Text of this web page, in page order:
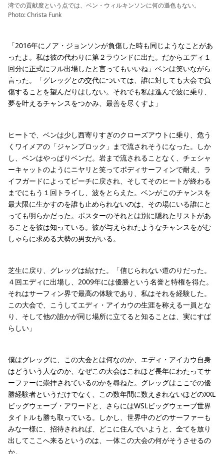
湾での貢献度という点では、ベン・ウィルキンソンに何の遜色もない。
Photo: Christa Funk
「2016年にノア・ジョンソンが負傷した時も同じようなことがあ
ったよ。私は彼の代わりに第２ラウンドに出た。だからエディ１
回分に正式にフル出場したと言ってもいいね」ベンは笑いながら
言った。「グレッグとの交代については、誰に対しても大会で負
傷することを望んだりはしない。それでも私は進んで波に乗り、
夢を叶えるチャンスをつかみ、最善を尽くすよ」
ヒートで、ベンは少し西寄りすぎのクローズアウトに乗り、危う
くワイメアの「ジャンプロック」まで流されそうになった。しか
し、ベンはやっぱりベンだ。岩まで流されることなく、チェシャ
ーキャットのようにニヤリと笑ってボディサーフィンで耐え、ラ
イフガードによってビーチに戻され、そしてそのヒートが終わる
までにもう１回トライし、波をとらえた。ベンがこのチャンスを
最大限に生かすのを誰も止められないのは、その場にいる誰にと
っても明らかだった。ポスターのそれとは別に隠れたリストがあ
ることを彼は知っている。彼が与えられたようなチャンスをがむ
しゃらに求める大勢の男女がいる。
芝生に戻り、グレッグは続けた。「信じられない道のりだった。
４回エディに出場し、2009年には優勝という名誉と特権を得た。
それはサーフィン界で最高の体験であり、私はそれを経験した。
この大会で、こうしてエディ・アイカウの生涯を称える一員とな
り、そして他の誰かが同じ場所に立てると知ることは、実にすば
らしい」
僕はグレッグに、この大会とは何なのか、エディ・アイカウ自身
はどういう人なのか、なぜこの大会はこれほど長年にわたってサ
ーファーに崇拝されているのかを尋ねた。グレッグはここでの優
勝経験者というだけでなく、この数年間に数えきれないほどのXXL
ビッグウェーブ・アワードと、さらにはWSLビッグウェーブ世界
タイトルも勝ち取っている。しかし、世界中のどのサーファーも
みな一様に、招待されれば、どこに住んでいようと、全てを放り
出してここへ来るというのは、一体この大会の何がそうさせるの
か。